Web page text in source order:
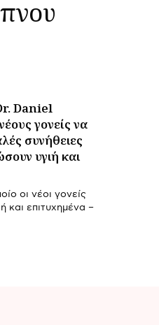
Daniel
γονείς να
συνήθειες
υγιή και
οι νέοι γονείς
και επιτυχημένα –